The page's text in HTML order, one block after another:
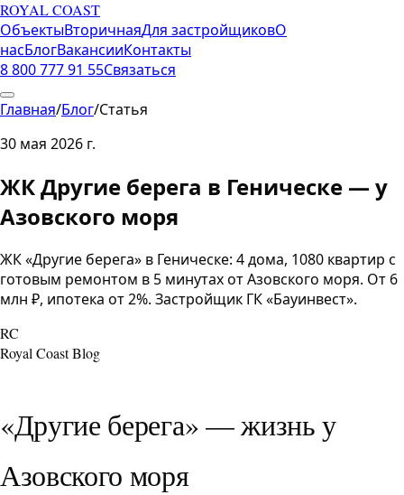
ROYAL COAST
ОбъектыВторичнаяДля застройщиковО
насБлогВакансииКонтакты
8 800 777 91 55Связаться
Главная/Блог/Статья
30 мая 2026 г.
ЖК Другие берега в Геническе — у
Азовского моря
ЖК «Другие берега» в Геническе: 4 дома, 1080 квартир с
готовым ремонтом в 5 минутах от Азовского моря. От 6
млн ₽, ипотека от 2%. Застройщик ГК «Бауинвест».
RC
Royal Coast Blog
«Другие берега» — жизнь у
Азовского моря